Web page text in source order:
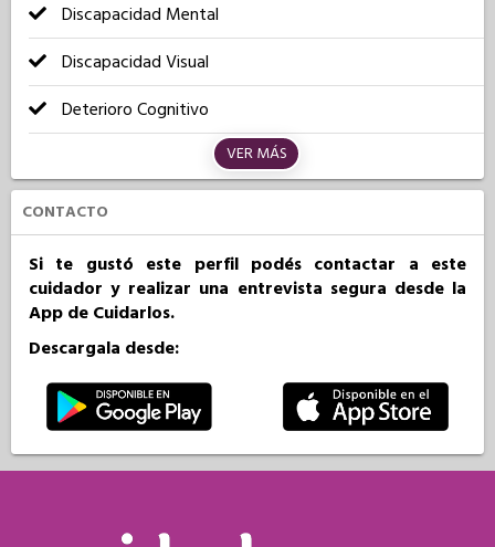
Discapacidad Mental
Discapacidad Visual
Deterioro Cognitivo
VER MÁS
CONTACTO
Si te gustó este perfil podés contactar a este
cuidador y realizar una entrevista segura desde la
App de Cuidarlos.
Descargala desde: